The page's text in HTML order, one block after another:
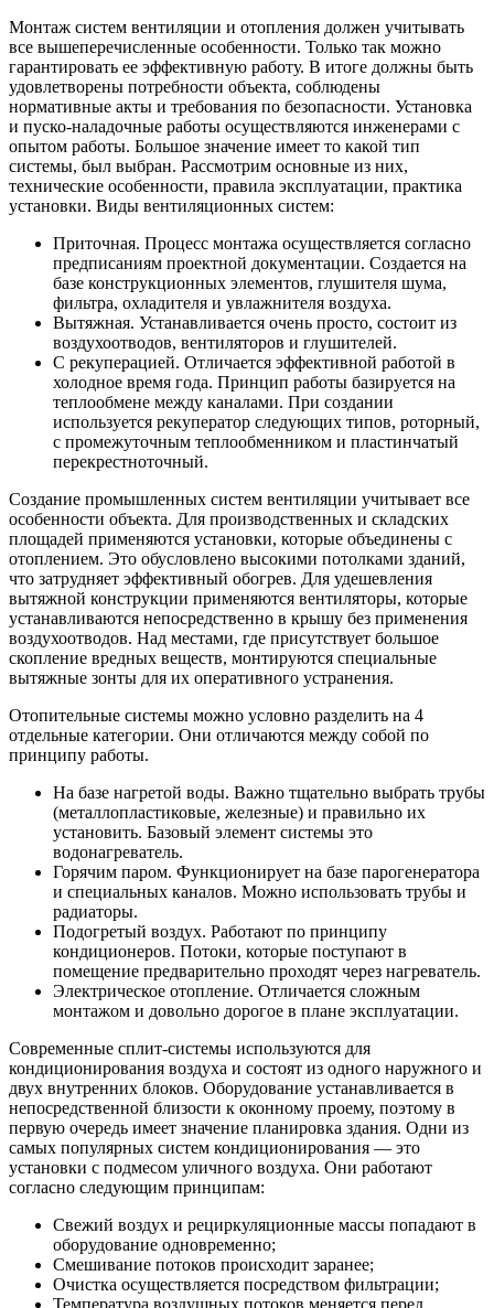
Монтаж систем вентиляции и отопления должен учитывать
все вышеперечисленные особенности. Только так можно
гарантировать ее эффективную работу. В итоге должны быть
удовлетворены потребности объекта, соблюдены
нормативные акты и требования по безопасности. Установка
и пуско-наладочные работы осуществляются инженерами с
опытом работы. Большое значение имеет то какой тип
системы, был выбран. Рассмотрим основные из них,
технические особенности, правила эксплуатации, практика
установки. Виды вентиляционных систем:
Приточная. Процесс монтажа осуществляется согласно
предписаниям проектной документации. Создается на
базе конструкционных элементов, глушителя шума,
фильтра, охладителя и увлажнителя воздуха.
Вытяжная. Устанавливается очень просто, состоит из
воздухоотводов, вентиляторов и глушителей.
С рекуперацией. Отличается эффективной работой в
холодное время года. Принцип работы базируется на
теплообмене между каналами. При создании
используется рекуператор следующих типов, роторный,
с промежуточным теплообменником и пластинчатый
перекрестноточный.
Создание промышленных систем вентиляции учитывает все
особенности объекта. Для производственных и складских
площадей применяются установки, которые объединены с
отоплением. Это обусловлено высокими потолками зданий,
что затрудняет эффективный обогрев. Для удешевления
вытяжной конструкции применяются вентиляторы, которые
устанавливаются непосредственно в крышу без применения
воздухоотводов. Над местами, где присутствует большое
скопление вредных веществ, монтируются специальные
вытяжные зонты для их оперативного устранения.
Отопительные системы можно условно разделить на 4
отдельные категории. Они отличаются между собой по
принципу работы.
На базе нагретой воды. Важно тщательно выбрать трубы
(металлопластиковые, железные) и правильно их
установить. Базовый элемент системы это
водонагреватель.
Горячим паром. Функционирует на базе парогенератора
и специальных каналов. Можно использовать трубы и
радиаторы.
Подогретый воздух. Работают по принципу
кондиционеров. Потоки, которые поступают в
помещение предварительно проходят через нагреватель.
Электрическое отопление. Отличается сложным
монтажом и довольно дорогое в плане эксплуатации.
Современные сплит-системы используются для
кондиционирования воздуха и состоят из одного наружного и
двух внутренних блоков. Оборудование устанавливается в
непосредственной близости к оконному проему, поэтому в
первую очередь имеет значение планировка здания. Одни из
самых популярных систем кондиционирования — это
установки с подмесом уличного воздуха. Они работают
согласно следующим принципам:
Свежий воздух и рециркуляционные массы попадают в
оборудование одновременно;
Смешивание потоков происходит заранее;
Очистка осуществляется посредством фильтрации;
Температура воздушных потоков меняется перед